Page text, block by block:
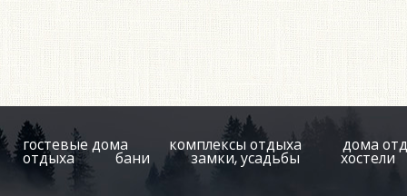
гостевые дома комплексы отдыха дома
отдыха бани замки, усадьбы хостели